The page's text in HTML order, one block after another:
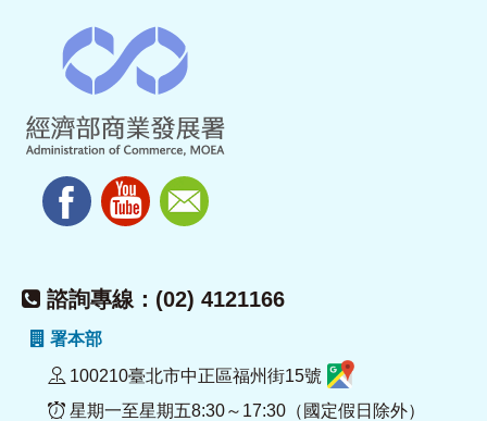
諮詢專線：(02) 4121166
署本部
100210臺北市中正區福州街15號
星期一至星期五8:30～17:30（國定假日除外）